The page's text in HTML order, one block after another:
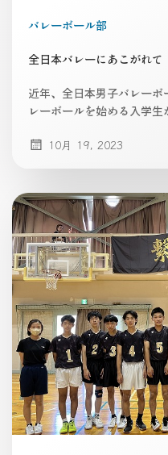
バレーボール部
全日本バレーにあこがれて
近年、全日本男子バレー
レーボールを始める入学
10月 19, 2023